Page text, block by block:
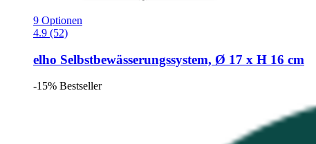
9 Optionen
4.9 (52)
elho Selbstbewässerungssystem, Ø 17 x H 16 cm
-15% Bestseller